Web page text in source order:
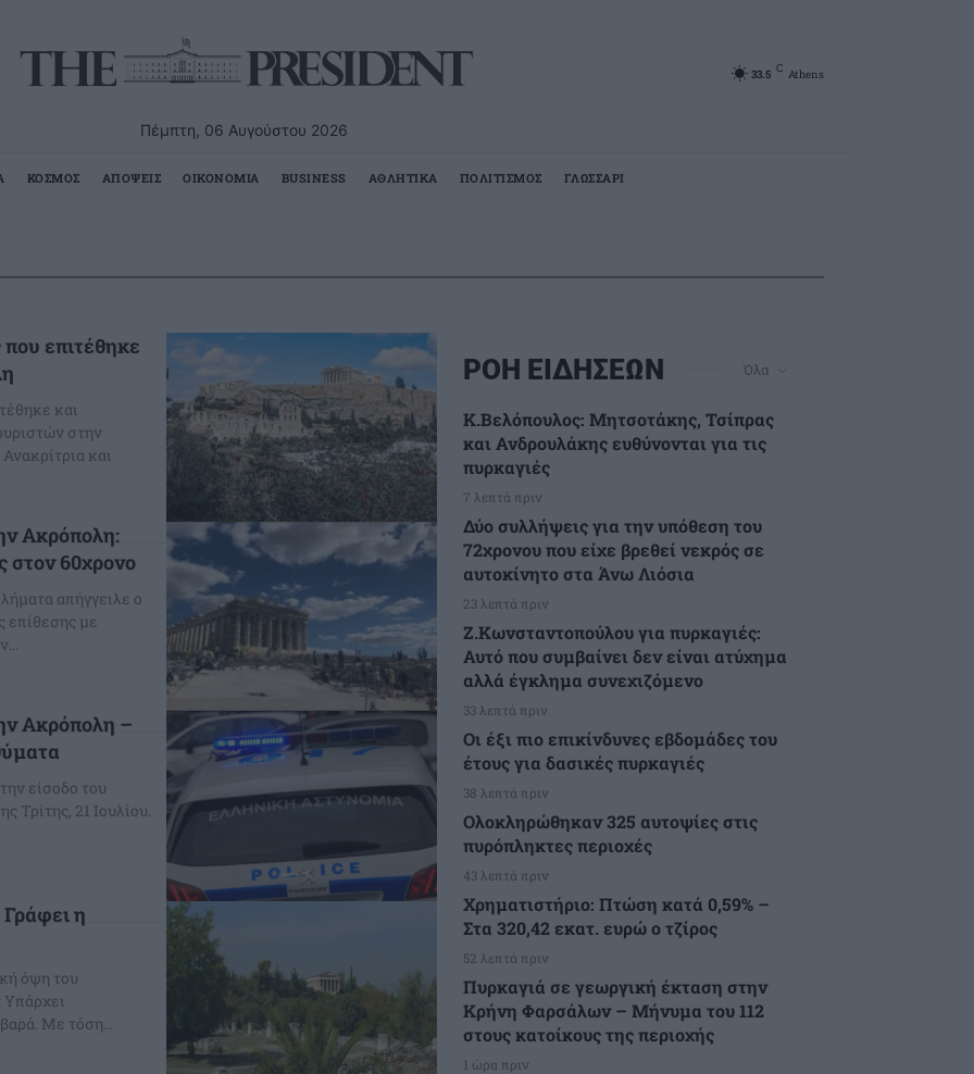
Πέμπτη, 06 Αυγούστου 2026
33.5 C Athens
ΚΟΣΜΟΣ ΑΠΟΨΕΙΣ ΟΙΚΟΝΟΜΙΑ BUSINESS ΑΘΛΗΤΙΚΑ ΠΟΛΙΤΙΣΜΟΣ ΓΛΩΣΣΑΡΙ
επιτέθηκε
και
στην
και
Ακρόπολη:
στον 60χρονο
απήγγειλε ο
επίθεσης με
Ακρόπολη –
είσοδο του
Τρίτης, 21 Ιουλίου.
η
όψη του
Υπάρχει
συγκεκριμένος ύποπτος, τα πράγματα είναι σοβαρά. Με τόση...
ΡΟΗ ΕΙΔΗΣΕΩΝ Όλα
K.Βελόπουλος: Μητσοτάκης, Τσίπρας
και Ανδρουλάκης ευθύνονται για τις
πυρκαγιές
7 λεπτά πριν
Δύο συλλήψεις για την υπόθεση του
72χρονου που είχε βρεθεί νεκρός σε
αυτοκίνητο στα Άνω Λιόσια
23 λεπτά πριν
Ζ.Κωνσταντοπούλου για πυρκαγιές:
Αυτό που συμβαίνει δεν είναι ατύχημα
αλλά έγκλημα συνεχιζόμενο
33 λεπτά πριν
Οι έξι πιο επικίνδυνες εβδομάδες του
έτους για δασικές πυρκαγιές
38 λεπτά πριν
Ολοκληρώθηκαν 325 αυτοψίες στις
πυρόπληκτες περιοχές
43 λεπτά πριν
Χρηματιστήριο: Πτώση κατά 0,59% –
Στα 320,42 εκατ. ευρώ ο τζίρος
52 λεπτά πριν
Πυρκαγιά σε γεωργική έκταση στην
Κρήνη Φαρσάλων – Μήνυμα του 112
στους κατοίκους της περιοχής
1 ώρα πριν